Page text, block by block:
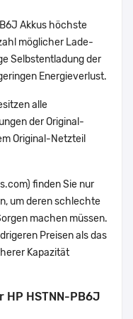
Akkus höchste
möglicher Lade-
Selbstentladung der
Energieverlust.
alle
der Original-
Original-Netzteil
finden Sie nur
um deren schlechte
machen müssen.
Preisen als das
Kapazität
HP HSTNN-PB6J